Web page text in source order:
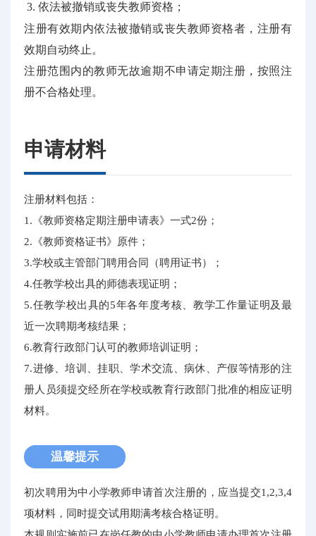
依法被撤销或丧失教师资格；
注册有效期内依法被撤销或丧失教师资格者，注册有
效期自动终止。
注册范围内的教师无故逾期不申请定期注册，按照注
册不合格处理。
申请材料
注册材料包括：
1.《教师资格定期注册申请表》一式2份；
2.《教师资格证书》原件；
3.学校或主管部门聘用合同（聘用证书）；
4.任教学校出具的师德表现证明；
5.任教学校出具的5年各年度考核、教学工作量证明及最
近一次聘期考核结果；
6.教育行政部门认可的教师培训证明；
7.进修、培训、挂职、学术交流、病休、产假等情形的注
册人员须提交经所在学校或教育行政部门批准的相应证明
材料。
温馨提示
初次聘用为中小学教师申请首次注册的，应当提交1,2,3,4
项材料，同时提交试用期满考核合格证明。